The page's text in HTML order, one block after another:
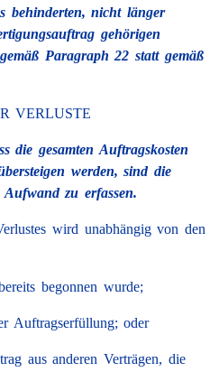
behinderten, nicht länger
gehörigen
Paragraph 22 statt gemäß
VERLUSTE
die gesamten Auftragskosten
werden, sind die
zu erfassen.
wird unabhängig von den
begonnen wurde;
Auftragserfüllung; oder
aus anderen Verträgen, die